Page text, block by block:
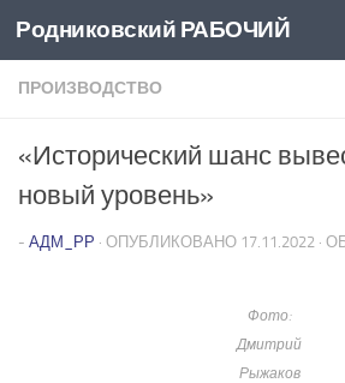
Перейти к содержимому
Родниковский РАБОЧИЙ
ПРОИЗВОДСТВО
«Исторический шанс
новый уровень»
- АДМ_РР · ОПУБЛИКОВАНО 17.11.2022 ·
Фото:
Дмитрий
Рыжаков